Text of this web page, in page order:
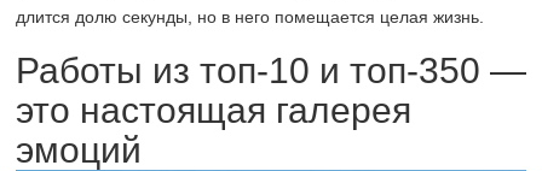
длится долю секунды, но в него помещается целая жизнь.
Работы из топ-10 и топ-350 —
это настоящая галерея
эмоций